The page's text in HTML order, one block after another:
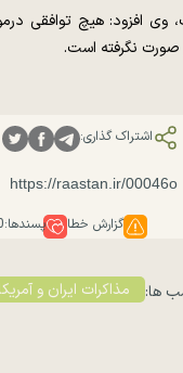
وی افزود: هیچ توافقی
صورت نگرفته است.
اشتراک گذاری:
گزارش خطا پسندها:
ها: مذاکرات ایران و آمریکا